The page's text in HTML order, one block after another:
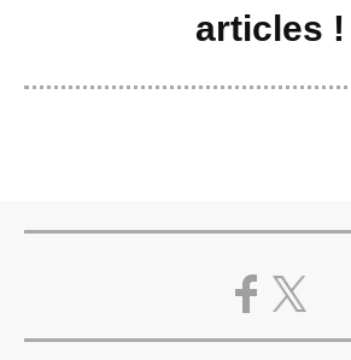
articles !